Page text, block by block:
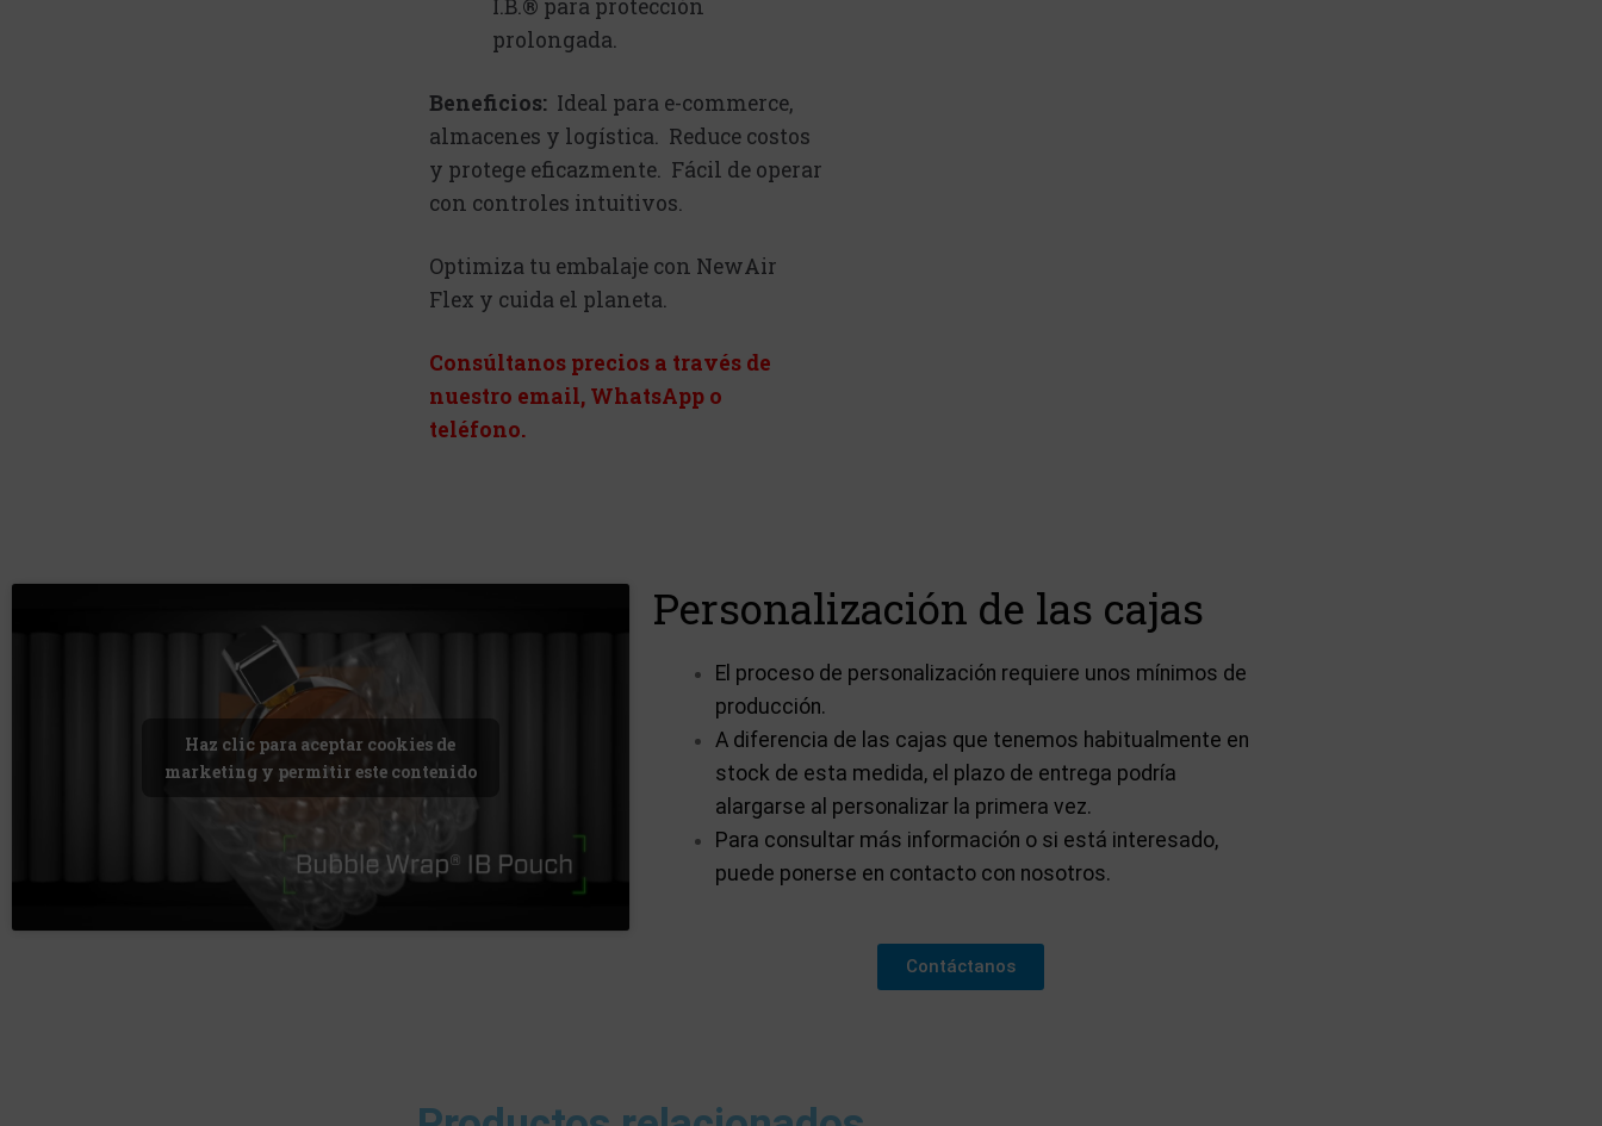
I.B.® para protección
prolongada.
Beneficios:Ideal para e-commerce,
almacenes y logística. Reduce costos
y protege eficazmente. Fácil de operar
con controles intuitivos.
Optimiza tu embalaje con NewAir
Flex y cuida el planeta.
Consúltanos precios a través de
nuestro email, WhatsApp o
teléfono.
Haz clic para aceptar cookies de
marketing y permitir este contenido
Personalización de las cajas
El proceso de personalización requiere unos mínimos de
producción.
A diferencia de las cajas que tenemos habitualmente en
stock de esta medida, el plazo de entrega podría
alargarse al personalizar la primera vez.
Para consultar más información o si está interesado,
puede ponerse en contacto con nosotros.
Contáctanos